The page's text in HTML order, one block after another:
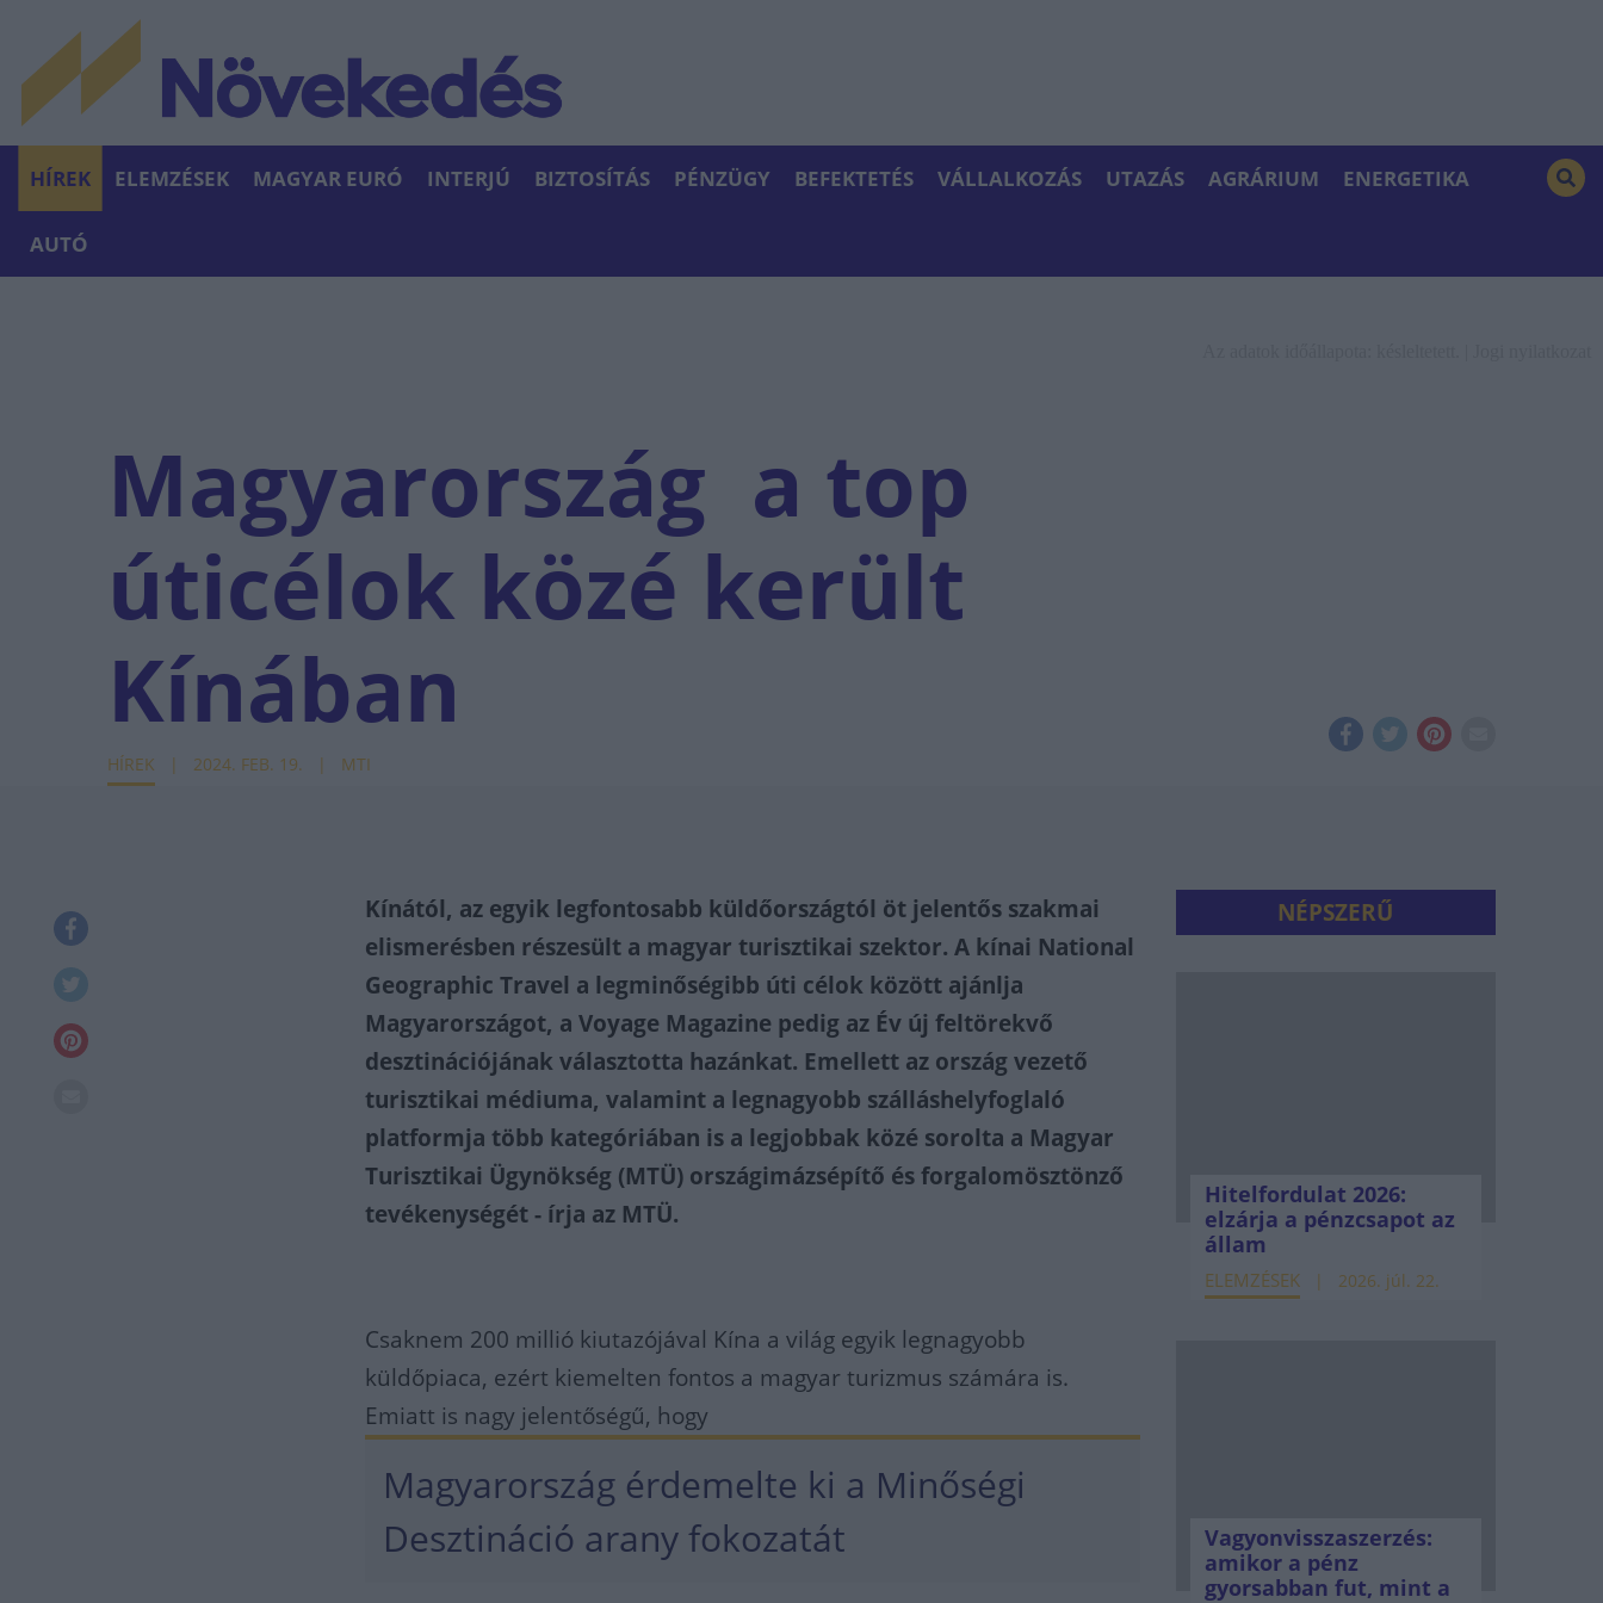
HÍREK ELEMZÉSEK MAGYAR EURÓ INTERJÚ BIZTOSÍTÁS PÉNZÜGY BEFEKTETÉS VÁLLALKOZÁS UTAZÁS AGRÁRIUM ENERGETIKA
AUTÓ
Magyarország a top
úticélok közé került
Kínában
HÍREK 2024. FEB. 19. MTI
Kínától, az egyik legfontosabb küldőországtól öt jelentős szakmai
elismerésben részesült a magyar turisztikai szektor. A kínai National
Geographic Travel a legminőségibb úti célok között ajánlja
Magyarországot, a Voyage Magazine pedig az Év új feltörekvő
desztinációjának választotta hazánkat. Emellett az ország vezető
turisztikai médiuma, valamint a legnagyobb szálláshelyfoglaló
platformja több kategóriában is a legjobbak közé sorolta a Magyar
Turisztikai Ügynökség (MTÜ) országimázsépítő és forgalomösztönző
tevékenységét - írja az MTÜ.
Csaknem 200 millió kiutazójával Kína a világ egyik legnagyobb
küldőpiaca, ezért kiemelten fontos a magyar turizmus számára is.
Emiatt is nagy jelentőségű, hogy
Magyarország érdemelte ki a Minőségi
Desztináció arany fokozatát
NÉPSZERŰ
Hitelfordulat 2026:
elzárja a pénzcsapot az
állam
ELEMZÉSEK 2026. júl. 22.
Vagyonvisszaszerzés:
amikor a pénz
gyorsabban fut, mint a